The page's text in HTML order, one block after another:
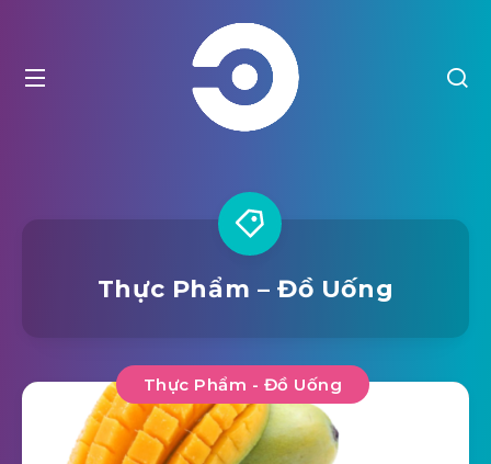
Thực Phẩm – Đồ Uống
Thực Phẩm - Đồ Uống